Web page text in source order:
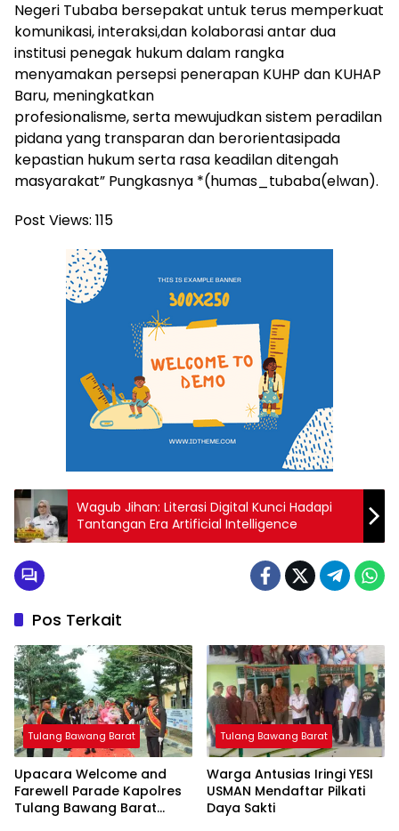
Negeri Tubaba bersepakat untuk terus memperkuat
komunikasi, interaksi,dan kolaborasi antar dua
institusi penegak hukum dalam rangka
menyamakan persepsi penerapan KUHP dan KUHAP
Baru, meningkatkan
profesionalisme, serta mewujudkan sistem peradilan
pidana yang transparan dan berorientasipada
kepastian hukum serta rasa keadilan ditengah
masyarakat” Pungkasnya *(humas_tubaba(elwan).
Post Views: 115
Wagub Jihan: Literasi Digital Kunci Hadapi
Tantangan Era Artificial Intelligence
Pos Terkait
Tulang Bawang Barat
Upacara Welcome and
Farewell Parade Kapolres
Tulang Bawang Barat
Tulang Bawang Barat
Warga Antusias Iringi YESI
USMAN Mendaftar Pilkati
Daya Sakti